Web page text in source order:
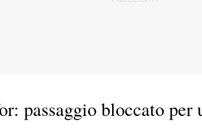
passaggio bloccato per